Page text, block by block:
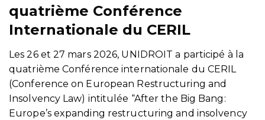
quatrième Conférence
Internationale du CERIL
Les 26 et 27 mars 2026, UNIDROIT a participé à la
quatrième Conférence internationale du CERIL
(Conference on European Restructuring and
Insolvency Law) intitulée “After the Big Bang:
Europe’s expanding restructuring and insolvency